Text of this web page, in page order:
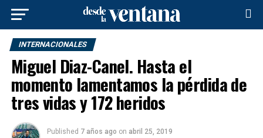
INTERNACIONALES
Miguel Diaz-Canel. Hasta el
momento lamentamos la pérdida de
tres vidas y 172 heridos
Published 7 años ago on abril 25, 2019